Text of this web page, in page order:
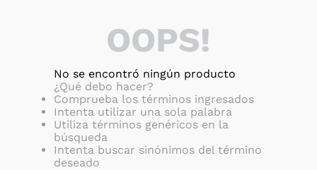
OOPS!
No se encontró ningún producto
¿Qué debo hacer?
Comprueba los términos ingresados
Intenta utilizar una sola palabra
Utiliza términos genéricos en la
búsqueda
Intenta buscar sinónimos del término
deseado